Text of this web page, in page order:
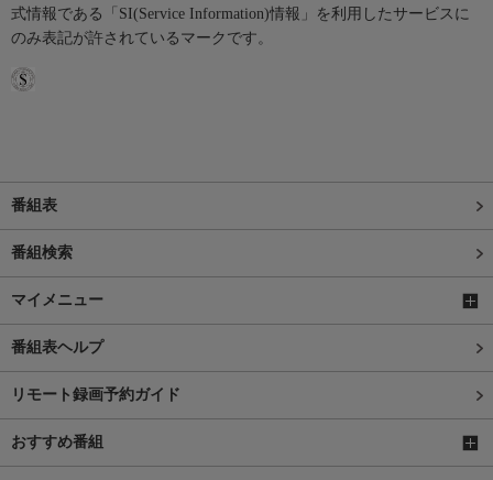
式情報である「SI(Service Information)情報」を利用したサービスに
のみ表記が許されているマークです。
番組表
番組検索
マイメニュー
番組表ヘルプ
リモート録画予約ガイド
おすすめ番組